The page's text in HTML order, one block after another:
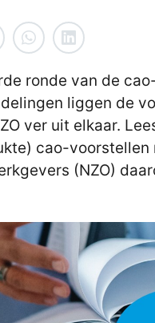
ronde van de
liggen de
ver uit elkaar.
cao-voorstellen
(NZO)